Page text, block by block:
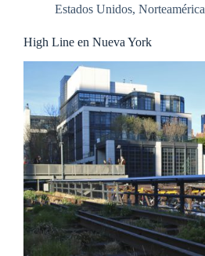
Estados Unidos, Norteamérica
High Line en Nueva York